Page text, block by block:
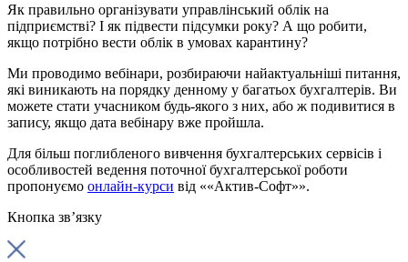
Як правильно організувати управлінський облік на
підприємстві? І як підвести підсумки року? А що робити,
якщо потрібно вести облік в умовах карантину?
Ми проводимо вебінари, розбираючи найактуальніші питання,
які виникають на порядку денному у багатьох бухгалтерів. Ви
можете стати учасником будь-якого з них, або ж подивитися в
запису, якщо дата вебінару вже пройшла.
Для більш поглибленого вивчення бухгалтерських сервісів і
особливостей ведення поточної бухгалтерської роботи
пропонуємо онлайн-курси від ««Актив-Софт»».
Кнопка зв’язку